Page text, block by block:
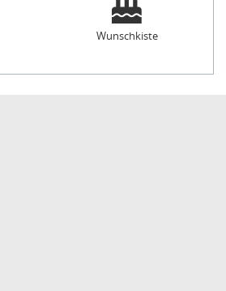
Wunschkiste